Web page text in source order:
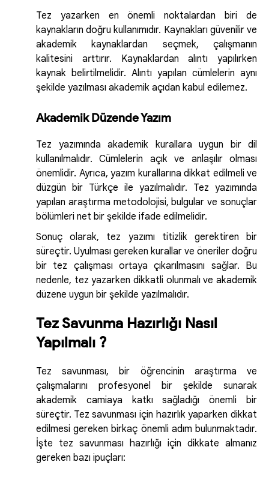
Tez yazarken en önemli noktalardan biri de
kaynakların doğru kullanımıdır. Kaynakları güvenilir ve
akademik kaynaklardan seçmek, çalışmanın
kalitesini arttırır. Kaynaklardan alıntı yapılırken
kaynak belirtilmelidir. Alıntı yapılan cümlelerin aynı
şekilde yazılması akademik açıdan kabul edilemez.
Akademik Düzende Yazım
Tez yazımında akademik kurallara uygun bir dil
kullanılmalıdır. Cümlelerin açık ve anlaşılır olması
önemlidir. Ayrıca, yazım kurallarına dikkat edilmeli ve
düzgün bir Türkçe ile yazılmalıdır. Tez yazımında
yapılan araştırma metodolojisi, bulgular ve sonuçlar
bölümleri net bir şekilde ifade edilmelidir.
Sonuç olarak, tez yazımı titizlik gerektiren bir
süreçtir. Uyulması gereken kurallar ve öneriler doğru
bir tez çalışması ortaya çıkarılmasını sağlar. Bu
nedenle, tez yazarken dikkatli olunmalı ve akademik
düzene uygun bir şekilde yazılmalıdır.
Tez Savunma Hazırlığı Nasıl
Yapılmalı ?
Tez savunması, bir öğrencinin araştırma ve
çalışmalarını profesyonel bir şekilde sunarak
akademik camiaya katkı sağladığı önemli bir
süreçtir. Tez savunması için hazırlık yaparken dikkat
edilmesi gereken birkaç önemli adım bulunmaktadır.
İşte tez savunması hazırlığı için dikkate almanız
gereken bazı ipuçları: